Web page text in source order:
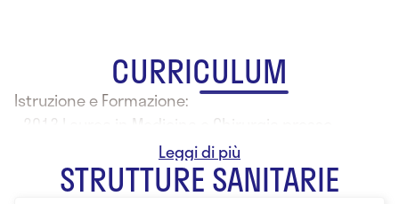
CURRICULUM
Istruzione e Formazione:
- 2013 Laurea in Medicina e Chirurgia presso
l'Università degli Studi di Palermo
STRUTTURE SANITARIE